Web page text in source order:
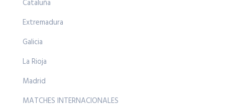
Cataluña
Extremadura
Galicia
La Rioja
Madrid
MATCHES INTERNACIONALES